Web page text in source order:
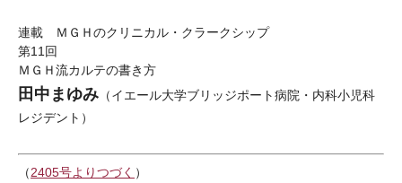
連載 ＭＧＨのクリニカル・クラークシップ
第11回
ＭＧＨ流カルテの書き方
田中まゆみ （イエール大学ブリッジポート病院・内科小児科
レジデント）
（2405号よりつづく ）